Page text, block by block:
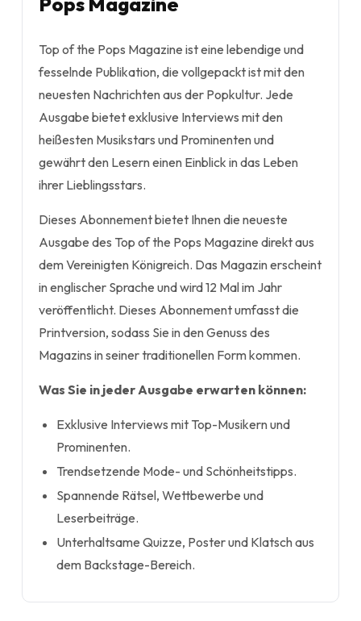
Top of the Pops Magazine ist eine lebendige und
fesselnde Publikation, die vollgepackt ist mit den
neuesten Nachrichten aus der Popkultur. Jede
Ausgabe bietet exklusive Interviews mit den
heißesten Musikstars und Prominenten und
gewährt den Lesern einen Einblick in das Leben
ihrer Lieblingsstars.
Dieses Abonnement bietet Ihnen die neueste
Ausgabe des Top of the Pops Magazine direkt aus
dem Vereinigten Königreich. Das Magazin erscheint
in englischer Sprache und wird 12 Mal im Jahr
veröffentlicht. Dieses Abonnement umfasst die
Printversion, sodass Sie in den Genuss des
Magazins in seiner traditionellen Form kommen.
Was Sie in jeder Ausgabe erwarten können:
Exklusive Interviews mit Top-Musikern und
Prominenten.
Trendsetzende Mode- und Schönheitstipps.
Spannende Rätsel, Wettbewerbe und
Leserbeiträge.
Unterhaltsame Quizze, Poster und Klatsch aus
dem Backstage-Bereich.